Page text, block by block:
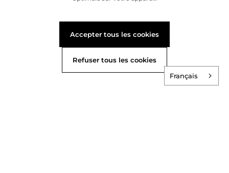
Accepter tous les cookies
Refuser tous les cookies
Français